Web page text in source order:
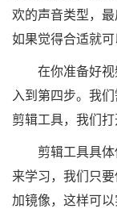
欢的声音类型，
如果觉得合适就可
在你准备好视
入到第四步。我
剪辑工具，我们
剪辑工具具体
来学习，我们只
加镜像，这样可